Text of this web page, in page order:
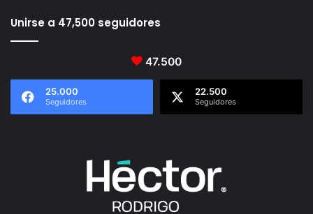
Unirse a 47,500 seguidores
47.500
25.000
Seguidores
22.500
Seguidores